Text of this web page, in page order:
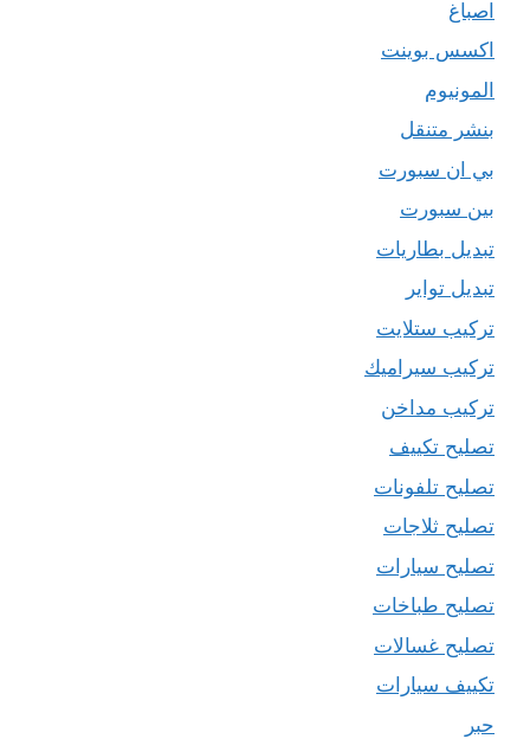
اصباغ
اكسس بوينت
المونيوم
بنشر متنقل
بي ان سبورت
بين سبورت
تبديل بطاريات
تبديل تواير
تركيب ستلايت
تركيب سيراميك
تركيب مداخن
تصليح تكييف
تصليح تلفونات
تصليح ثلاجات
تصليح سيارات
تصليح طباخات
تصليح غسالات
تكييف سيارات
حبر